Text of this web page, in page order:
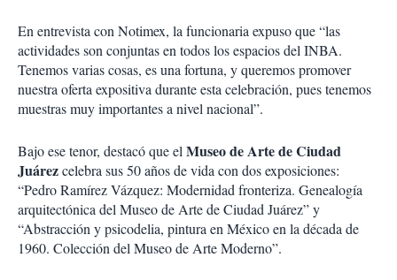
En entrevista con Notimex, la funcionaria expuso que “las
actividades son conjuntas en todos los espacios del INBA.
Tenemos varias cosas, es una fortuna, y queremos promover
nuestra oferta expositiva durante esta celebración, pues tenemos
muestras muy importantes a nivel nacional”.
Bajo ese tenor, destacó que elMuseo de Arte de Ciudad
Juárezcelebra sus 50 años de vida con dos exposiciones:
“Pedro Ramírez Vázquez: Modernidad fronteriza. Genealogía
arquitectónica del Museo de Arte de Ciudad Juárez” y
“Abstracción y psicodelia, pintura en México en la década de
1960. Colección del Museo de Arte Moderno”.